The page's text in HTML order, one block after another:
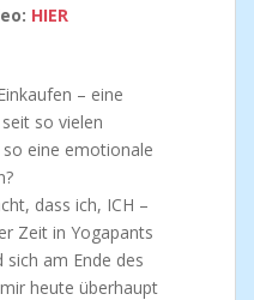
HIER
– eine
so vielen
eine emotionale
dass ich, ICH –
Zeit in Yogapants
am Ende des
heute überhaupt